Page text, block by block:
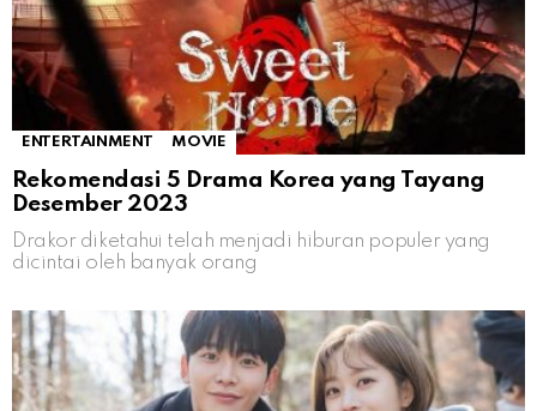
ENTERTAINMENT MOVIE
Rekomendasi 5 Drama Korea yang Tayang
Desember 2023
Drakor diketahui telah menjadi hiburan populer yang
dicintai oleh banyak orang